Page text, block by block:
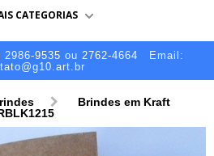
CATEGORIAS
9535 ou 2762-4664
Email:
Brindes em Kraft